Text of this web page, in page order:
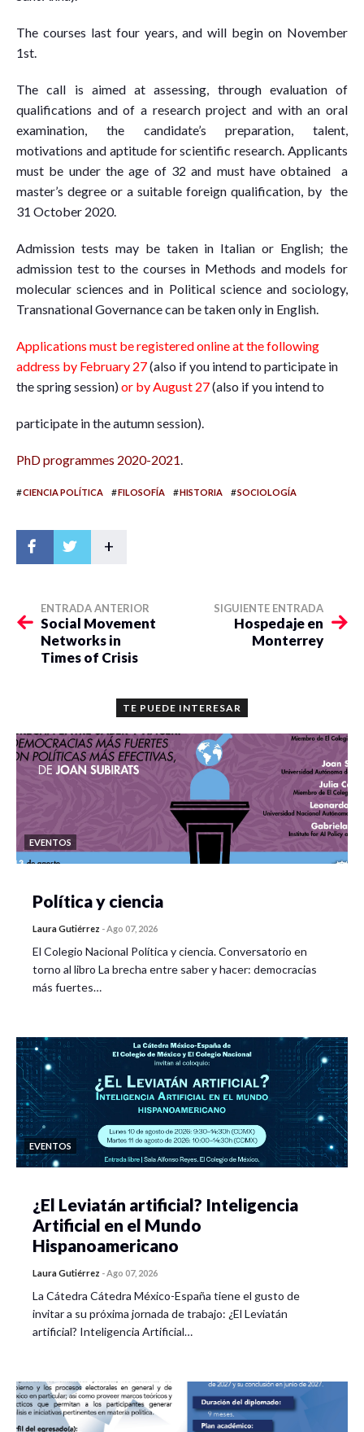
The courses last four years, and will begin on November
1st.
The call is aimed at assessing, through evaluation of
qualifications and of a research project and with an oral
examination, the candidate’s preparation, talent,
motivations and aptitude for scientific research. Applicants
must be under the age of 32 and must have obtained a
master’s degree or a suitable foreign qualification, by the
31 October 2020.
Admission tests may be taken in Italian or English; the
admission test to the courses in Methods and models for
molecular sciences and in Political science and sociology,
Transnational Governance can be taken only in English.
Applications must be registered online at the following
address by February 27(also if you intend to participate in
the spring session)or by August 27(also if you intend to
participate in the autumn session).
PhD programmes 2020-2021
#CIENCIA POLÍTICA #FILOSOFÍA #HISTORIA #SOCIOLOGÍA
+
ENTRADA ANTERIOR
Social Movement
Networks in
Times of Crisis
SIGUIENTE ENTRADA
Hospedaje en
Monterrey
TE PUEDE INTERESAR
EVENTOS
Política y ciencia
Laura Gutiérrez -Ago 07, 2026
El Colegio Nacional Política y ciencia. Conversatorio en
torno al libro La brecha entre saber y hacer: democracias
más fuertes…
EVENTOS
¿El Leviatán artificial? Inteligencia
Artificial en el Mundo
Hispanoamericano
Laura Gutiérrez -Ago 07, 2026
La Cátedra Cátedra México-España tiene el gusto de
invitar a su próxima jornada de trabajo: ¿El Leviatán
artificial? Inteligencia Artificial…